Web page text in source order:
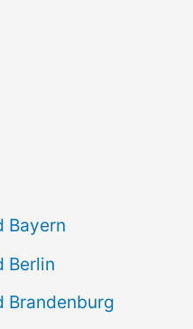
Bayern
Berlin
Brandenburg